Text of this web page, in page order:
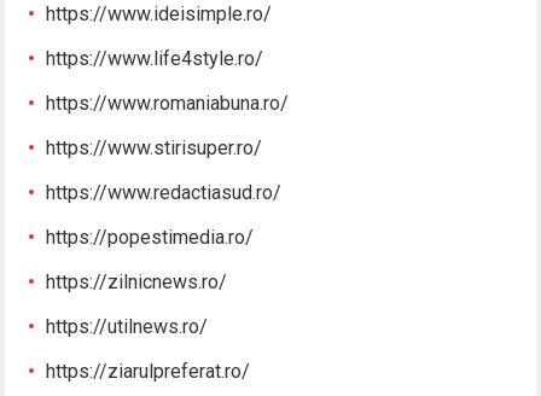
https://www.ideisimple.ro/
https://www.life4style.ro/
https://www.romaniabuna.ro/
https://www.stirisuper.ro/
https://www.redactiasud.ro/
https://popestimedia.ro/
https://zilnicnews.ro/
https://utilnews.ro/
https://ziarulpreferat.ro/